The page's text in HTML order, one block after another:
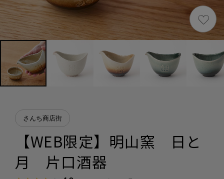
さんち商店街
【WEB限定】明山窯 日と
月 片口酒器